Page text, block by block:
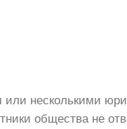
несколькими
общества не